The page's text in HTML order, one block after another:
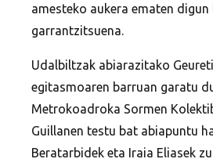
amesteko aukera ematen
garrantzitsuena.
Udalbiltzak abiarazitako
egitasmoaren barruan garatu
Metrokoadroka Sormen
Guillanen testu bat abiapuntu
Beratarbidek eta Iraia Eliasek